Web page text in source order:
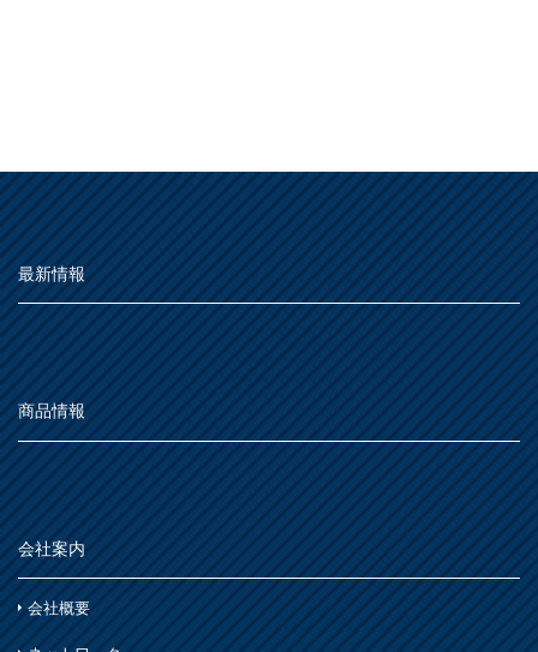
最新情報
商品情報
会社案内
会社概要